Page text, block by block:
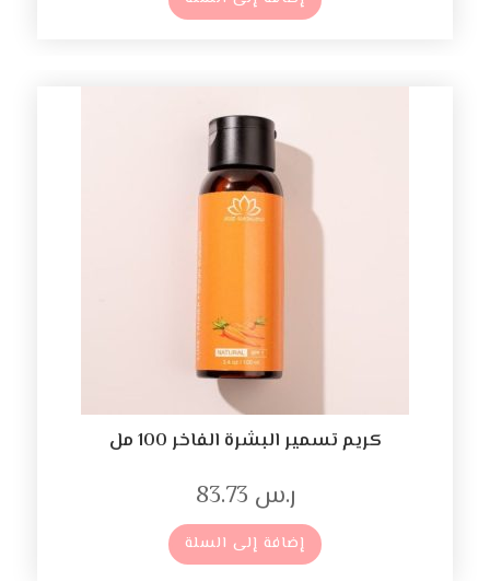
كريم تسمير البشرة الفاخر 100 مل
ر.س
إضافة إلى السلة